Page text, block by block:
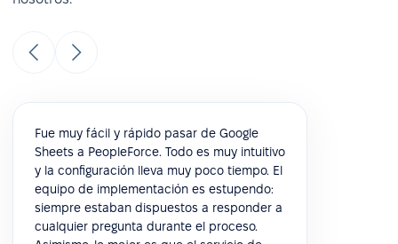
Fue muy fácil y rápido pasar de Google
Sheets a PeopleForce. Todo es muy intuitivo
y la configuración lleva muy poco tiempo. El
equipo de implementación es estupendo:
siempre estaban dispuestos a responder a
cualquier pregunta durante el proceso.